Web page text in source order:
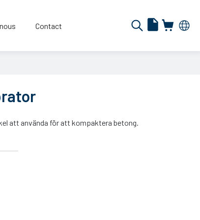
Contact
att använda för att kompaktera betong.